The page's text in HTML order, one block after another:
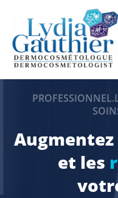
contenu
et les